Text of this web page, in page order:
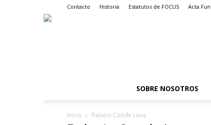
Contacto Historia Estatutos de FOCUS Acta
SOBRE NOSOTROS
Inicio Palacio Conde Luna